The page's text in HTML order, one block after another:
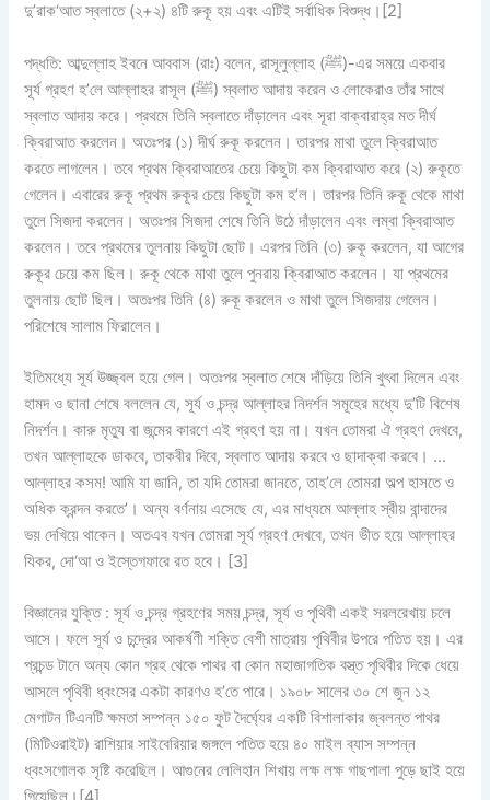
দু’রাক‘আত স্বলাতে (২+২) ৪টি রুকূ হয় এবং এটিই সর্বাধিক বিশুদ্ধ।[2]
পদ্ধতি:আব্দুল্লাহ ইবনে আববাস (রাঃ) বলেন, রাসূলুল্লাহ (ﷺ)-এর সময়ে একবার
সূর্য গ্রহণ হ’লে আল্লাহর রাসূল (ﷺ) স্বলাত আদায় করেন ও লোকেরাও তাঁর সাথে
স্বলাত আদায় করে। প্রথমে তিনি স্বলাতে দাঁড়ালেন এবং সূরা বাক্বারাহ্র মত দীর্ঘ
ক্বিরাআত করলেন। অতঃপর (১) দীর্ঘ রুকূ করলেন। তারপর মাথা তুলে ক্বিরাআত
করতে লাগলেন। তবে প্রথম ক্বিরাআতের চেয়ে কিছুটা কম ক্বিরাআত করে (২) রুকূতে
গেলেন। এবারের রুকূ প্রথম রুকূর চেয়ে কিছুটা কম হ’ল। তারপর তিনি রুকূ থেকে মাথা
তুলে সিজদা করলেন। অতঃপর সিজদা শেষে তিনি উঠে দাঁড়ালেন এবং লম্বা ক্বিরাআত
করলেন। তবে প্রথমের তুলনায় কিছুটা ছোট। এরপর তিনি (৩) রুকূ করলেন, যা আগের
রুকূর চেয়ে কম ছিল। রুকূ থেকে মাথা তুলে পুনরায় ক্বিরাআত করলেন। যা প্রথমের
তুলনায় ছোট ছিল। অতঃপর তিনি (৪) রুকূ করলেন ও মাথা তুলে সিজদায় গেলেন।
পরিশেষে সালাম ফিরালেন।
ইতিমধ্যে সূর্য উজ্জ্বল হয়ে গেল। অতঃপর স্বলাত শেষে দাঁড়িয়ে তিনি খুৎবা দিলেন এবং
হামদ ও ছানা শেষে বললেন যে, সূর্য ও চন্দ্র আল্লাহর নিদর্শন সমূহের মধ্যে দু’টি বিশেষ
নিদর্শন। কারু মৃত্যু বা জন্মের কারণে এই গ্রহণ হয় না। যখন তোমরা ঐ গ্রহণ দেখবে,
তখন আল্লাহকে ডাকবে, তাকবীর দিবে, স্বলাত আদায় করবে ও ছাদাক্বা করবে। …
আল্লাহর কসম! আমি যা জানি, তা যদি তোমরা জানতে, তাহ’লে তোমরা অল্প হাসতে ও
অধিক ক্রন্দন করতে’। অন্য বর্ণনায় এসেছে যে, এর মাধ্যমে আল্লাহ স্বীয় বান্দাদের
ভয় দেখিয়ে থাকেন। অতএব যখন তোমরা সূর্য গ্রহণ দেখবে, তখন ভীত হয়ে আল্লাহর
যিকর, দো‘আ ও ইস্তেগফারে রত হবে। [3]
বিজ্ঞানের যুক্তি :সূর্য ও চন্দ্র গ্রহণের সময় চন্দ্র, সূর্য ও পৃথিবী একই সরলরেখায় চলে
আসে। ফলে সূর্য ও চন্দ্রের আকর্ষণী শক্তি বেশী মাত্রায় পৃথিবীর উপরে পতিত হয়। এর
প্রচন্ড টানে অন্য কোন গ্রহ থেকে পাথর বা কোন মহাজাগতিক বস্ত্ত পৃথিবীর দিকে ধেয়ে
আসলে পৃথিবী ধ্বংসের একটা কারণও হ’তে পারে। ১৯০৮ সালের ৩০ শে জুন ১২
মেগাটন টিএনটি ক্ষমতা সম্পন্ন ১৫০ ফুট দৈর্ঘ্যের একটি বিশালাকার জ্বলন্ত পাথর
(মিটিওরাইট) রাশিয়ার সাইবেরিয়ার জঙ্গলে পতিত হয়ে ৪০ মাইল ব্যাস সম্পন্ন
ধ্বংসগোলক সৃষ্টি করেছিল। আগুনের লেলিহান শিখায় লক্ষ লক্ষ গাছপালা পুড়ে ছাই হয়ে